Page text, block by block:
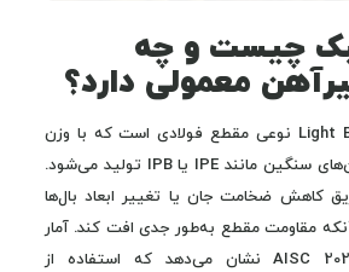
چیست و چه
معمولی دارد؟
تیرآهن سبک یا Light Beam نوعی مقطع فولادی است که با وزن
کمتر نسبت به تیرآهن‌های سنگین مانند IPE یا IPB تولید می‌شود.
کاهش ضخامت جان یا تغییر ابعاد بال‌ها
مقاومت مقطع به‌طور جدی افت کند. آمار
منتشرشده توسط AISC 2024 نشان می‌دهد که استفاده از